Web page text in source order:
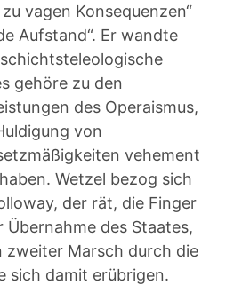
vagen Konsequenzen“
Aufstand“. Er wandte
gehöre zu den
des Operaismus,
von
vehement
Wetzel bezog sich
der rät, die Finger
des Staates,
zweiter Marsch durch die
sich damit erübrigen.